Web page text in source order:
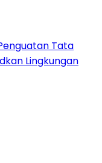
Tata
Lingkungan